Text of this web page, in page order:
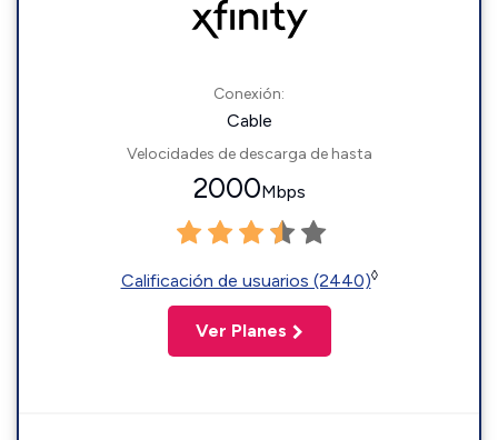
Conexión:
Cable
Velocidades de descarga de hasta
2000Mbps
Calificación de usuarios (2440)◊
Ver Planes